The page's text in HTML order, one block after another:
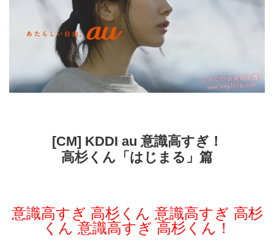
[CM] KDDI au 意識高すぎ！
高杉くん「はじまる」篇
意識高すぎ 高杉くん 意識高すぎ 高杉
くん 意識高すぎ 高杉くん！